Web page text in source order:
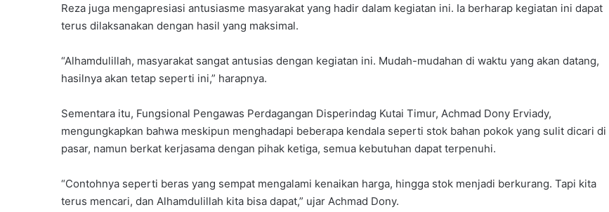
Reza juga mengapresiasi antusiasme masyarakat yang hadir dalam kegiatan ini. Ia berharap kegiatan ini dapat
terus dilaksanakan dengan hasil yang maksimal.
“Alhamdulillah, masyarakat sangat antusias dengan kegiatan ini. Mudah-mudahan di waktu yang akan datang,
hasilnya akan tetap seperti ini,” harapnya.
Sementara itu, Fungsional Pengawas Perdagangan Disperindag Kutai Timur, Achmad Dony Erviady,
mengungkapkan bahwa meskipun menghadapi beberapa kendala seperti stok bahan pokok yang sulit dicari di
pasar, namun berkat kerjasama dengan pihak ketiga, semua kebutuhan dapat terpenuhi.
“Contohnya seperti beras yang sempat mengalami kenaikan harga, hingga stok menjadi berkurang. Tapi kita
terus mencari, dan Alhamdulillah kita bisa dapat,” ujar Achmad Dony.